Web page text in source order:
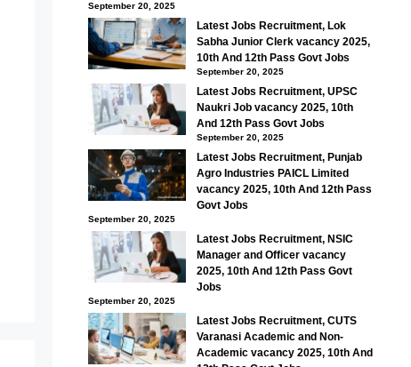
September 20, 2025
Latest Jobs Recruitment, Lok
Sabha Junior Clerk vacancy 2025,
10th And 12th Pass Govt Jobs
September 20, 2025
Latest Jobs Recruitment, UPSC
Naukri Job vacancy 2025, 10th
And 12th Pass Govt Jobs
September 20, 2025
Latest Jobs Recruitment, Punjab
Agro Industries PAICL Limited
vacancy 2025, 10th And 12th Pass
Govt Jobs
September 20, 2025
Latest Jobs Recruitment, NSIC
Manager and Officer vacancy
2025, 10th And 12th Pass Govt
Jobs
September 20, 2025
Latest Jobs Recruitment, CUTS
Varanasi Academic and Non-
Academic vacancy 2025, 10th And